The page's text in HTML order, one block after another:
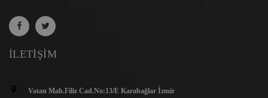
İLETIŞIM
Vatan Mah.Filiz Cad.No:13/E Karabağlar İzmir